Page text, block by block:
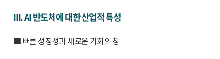
III. AI 반도체에 대한 산업적 특성
■ 빠른 성장성과 새로운 기회의 창